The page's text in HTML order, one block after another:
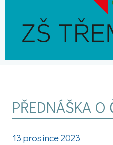
PŘEDNÁŠKA O
13 prosince 2023